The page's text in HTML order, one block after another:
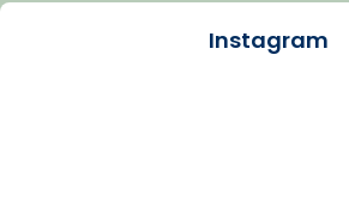
Arquebisbat de Barcelona
Instagram